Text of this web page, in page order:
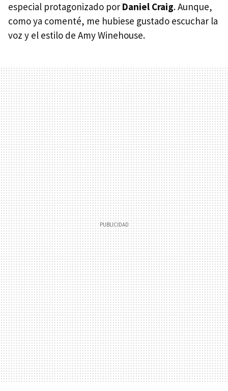
especial protagonizado por Daniel Craig. Aunque,
como ya comenté, me hubiese gustado escuchar la
voz y el estilo de Amy Winehouse.